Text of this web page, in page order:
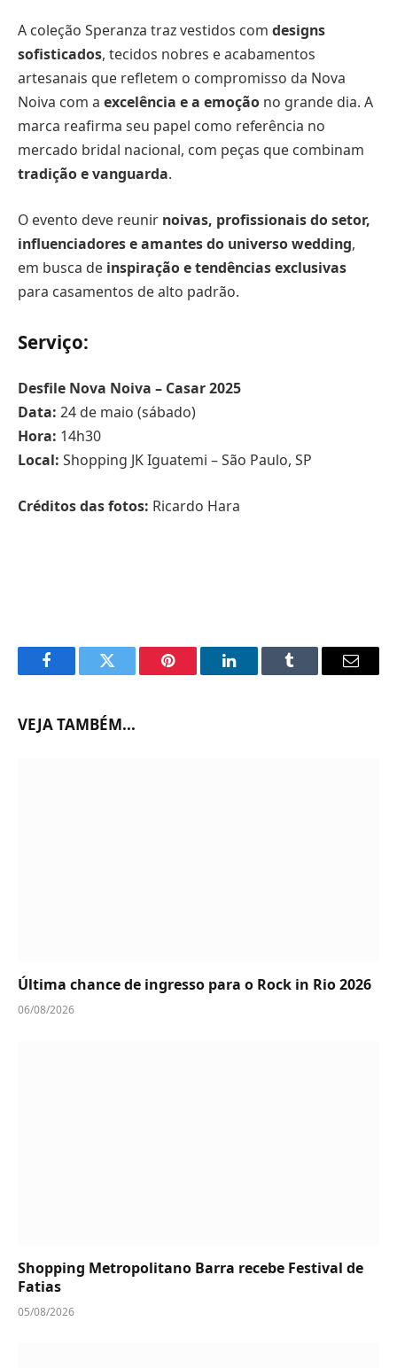
A coleção Speranza traz vestidos com designs
sofisticados, tecidos nobres e acabamentos
artesanais que refletem o compromisso da Nova
Noiva com a excelência e a emoção no grande dia. A
marca reafirma seu papel como referência no
mercado bridal nacional, com peças que combinam
tradição e vanguarda.
O evento deve reunir noivas, profissionais do setor,
influenciadores e amantes do universo wedding,
em busca de inspiração e tendências exclusivas
para casamentos de alto padrão.
Serviço:
Desfile Nova Noiva – Casar 2025
Data: 24 de maio (sábado)
Hora: 14h30
Local: Shopping JK Iguatemi – São Paulo, SP
Créditos das fotos: Ricardo Hara
FacebookTwitter Pinterest LinkedInTumblr Email
VEJA TAMBÉM...
Última chance de ingresso para o Rock in Rio 2026
06/08/2026
Shopping Metropolitano Barra recebe Festival de
Fatias
05/08/2026